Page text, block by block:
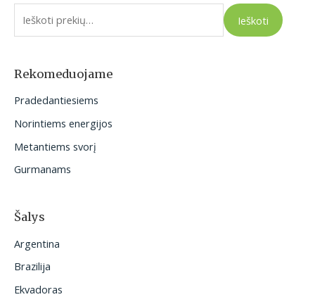
e
o
:
Ieškoti
Rekomeduojame
Pradedantiesiems
Norintiems energijos
Metantiems svorį
Gurmanams
Šalys
Argentina
Brazilija
Ekvadoras